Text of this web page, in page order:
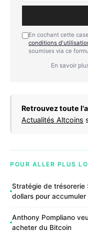
En cochant cette
conditions
soumises via ce
En savoir
Retrouvez toute
Actualités Altcoins
POUR ALLER PLUS
Stratégie de trésorerie
dollars pour accumuler
Anthony Pompliano
acheter du Bitcoin